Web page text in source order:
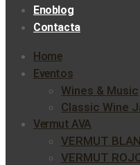
Enoblog
Contacta
Home
Eventos
Wines & Music
Classic Wine
Vermut AVA
VERMUT
VERMUT